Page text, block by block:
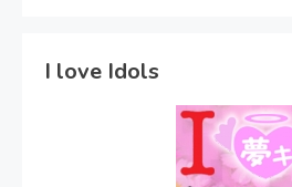
I love Idols